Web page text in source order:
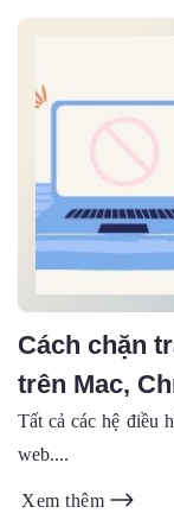
Cách chặn
trên Mac,
Tất cả các hệ điều
web....
Xem thêm